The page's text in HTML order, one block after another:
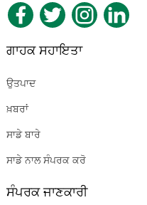
ਗਾਹਕ ਸਹਾਇਤਾ
ਉਤਪਾਦ
ਖ਼ਬਰਾਂ
ਸਾਡੇ ਬਾਰੇ
ਸਾਡੇ ਨਾਲ ਸੰਪਰਕ ਕਰੋ
ਸੰਪਰਕ ਜਾਣਕਾਰੀ